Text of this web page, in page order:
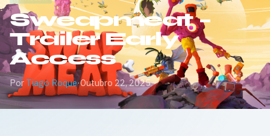
Sweapmeat –
Trailer Early
Access
Por Tiago Roque·Outubro 22, 2025